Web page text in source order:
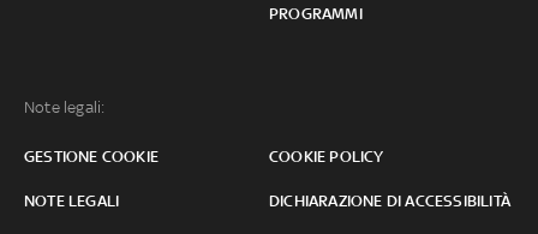
PROGRAMMI
Note legali:
GESTIONE COOKIE COOKIE POLICY
NOTE LEGALI DICHIARAZIONE DI ACCESSIBILITÀ